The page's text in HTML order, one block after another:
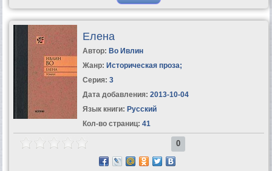
Елена
Автор: Во Ивлин
Жанр: Историческая проза;
Серия: 3
Дата добавления: 2013-10-04
Язык книги: Русский
Кол-во страниц: 41
0